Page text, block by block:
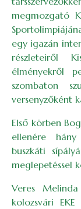
megmozgató
egy igazán
részleteiről
élményekről
szombaton
versenyzőként
Első körben
ellenére
buszkáti
meglepetéssel
Veres
kolozsvári